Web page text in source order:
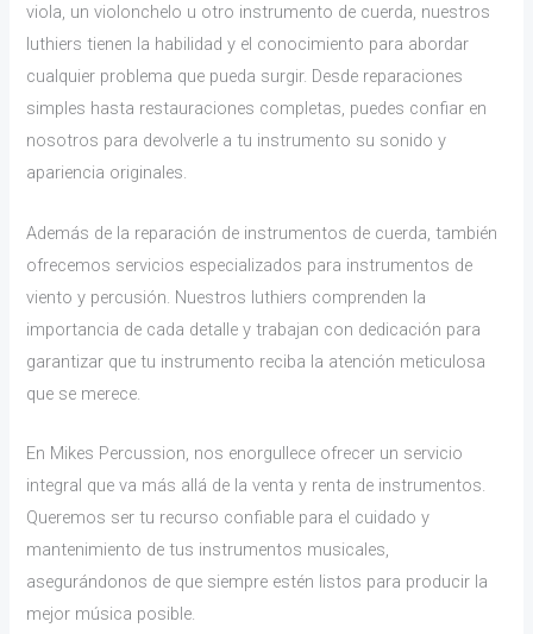
viola, un violonchelo u otro instrumento de cuerda, nuestros
luthiers tienen la habilidad y el conocimiento para abordar
cualquier problema que pueda surgir. Desde reparaciones
simples hasta restauraciones completas, puedes confiar en
nosotros para devolverle a tu instrumento su sonido y
apariencia originales.
Además de la reparación de instrumentos de cuerda, también
ofrecemos servicios especializados para instrumentos de
viento y percusión. Nuestros luthiers comprenden la
importancia de cada detalle y trabajan con dedicación para
garantizar que tu instrumento reciba la atención meticulosa
que se merece.
En Mikes Percussion, nos enorgullece ofrecer un servicio
integral que va más allá de la venta y renta de instrumentos.
Queremos ser tu recurso confiable para el cuidado y
mantenimiento de tus instrumentos musicales,
asegurándonos de que siempre estén listos para producir la
mejor música posible.